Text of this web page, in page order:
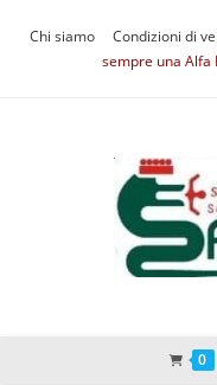
Chi siamo Condizioni di
sempre una Alfa
0